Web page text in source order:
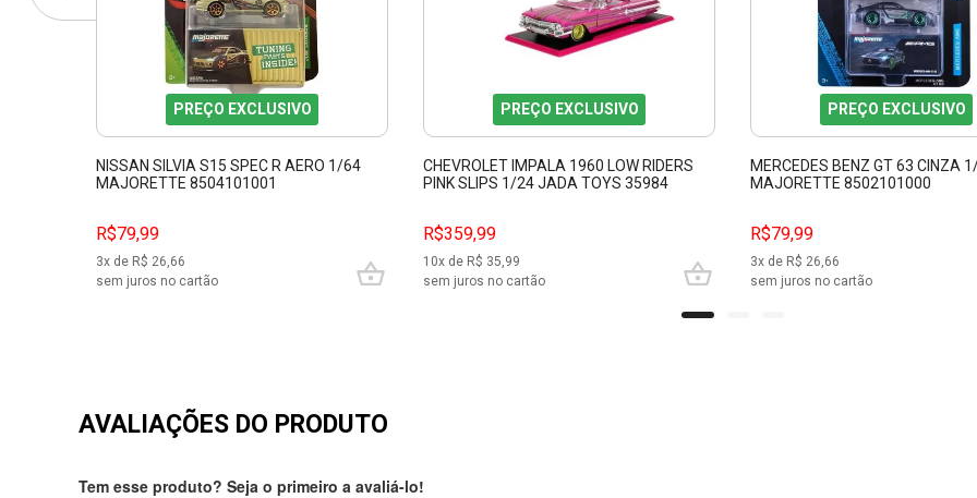
PREÇO EXCLUSIVO
NISSAN SILVIA S15 SPEC R AERO 1/64
MAJORETTE 8504101001
R$79,99
3x de R$ 26,66
sem juros no cartão
PREÇO EXCLUSIVO
CHEVROLET IMPALA 1960 LOW RIDERS
PINK SLIPS 1/24 JADA TOYS 35984
R$359,99
10x de R$ 35,99
sem juros no cartão
PREÇO EXCLUSIVO
MERCEDES BENZ GT 63 CINZA
MAJORETTE 8502101000
R$79,99
3x de R$ 26,66
sem juros no cartão
AVALIAÇÕES DO PRODUTO
Tem esse produto? Seja o primeiro a avaliá-lo!